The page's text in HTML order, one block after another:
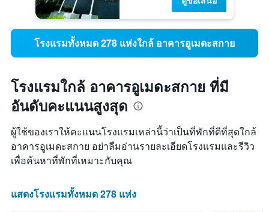
โรงแรมทั้งหมด 278 แห่งใกล้ อาคารอูเมดะสกาย
โรงแรมใกล้ อาคารอูเมดะสกาย ที่มี
อันดับคะแนนสูงสุด
ผู้ใช้ของเราให้คะแนนโรงแรมเหล่านี้ว่าเป็นที่พักที่ดีที่สุดใกล้
อาคารอูเมดะสกาย อย่าลืมอ่านรายละเอียดโรงแรมและรีวิว
เพื่อค้นหาที่พักที่เหมาะกับคุณ
แสดงโรงแรมทั้งหมด 278 แห่ง